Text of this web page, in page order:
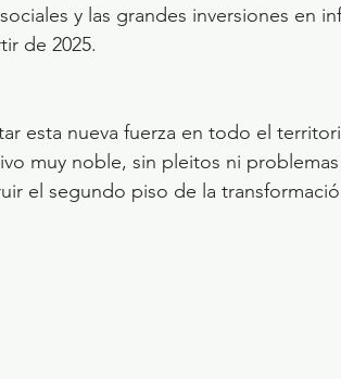
y las grandes inversiones en
de 2025.
esta nueva fuerza en todo el
muy noble, sin pleitos ni
el segundo piso de la